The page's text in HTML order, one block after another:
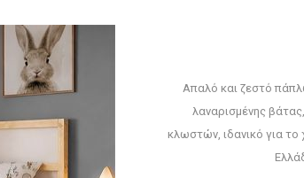
Απαλό και ζεστό
λαναρισμένης
κλωστών, ιδανικό για